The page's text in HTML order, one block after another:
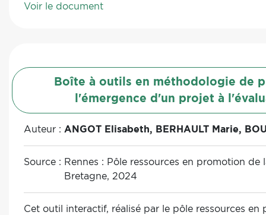
Voir le document
Boîte à outils en méthodologie de
l'émergence d'un projet à
Auteur : ANGOT Elisabeth, BERHAULT Marie,
Source : Rennes : Pôle ressources en promotion de
Bretagne, 2024
Cet outil interactif, réalisé par le pôle ressources en